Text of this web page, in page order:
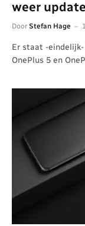
weer
Door Stefan Hage
Er staat -eindelijk-
OnePlus 5 en